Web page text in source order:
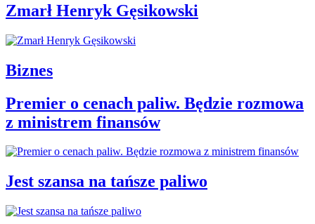
Zmarł Henryk Gęsikowski
Biznes
Premier o cenach paliw. Będzie rozmowa
z ministrem finansów
Jest szansa na tańsze paliwo